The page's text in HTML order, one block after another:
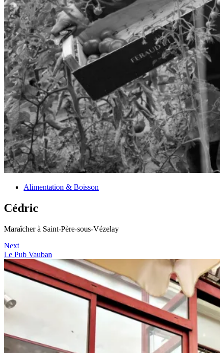
Alimentation & Boisson
Cédric
Maraîcher à Saint-Père-sous-Vézelay
Next
Le Pub Vauban